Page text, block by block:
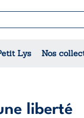
Lys NosThéâtre
liberté